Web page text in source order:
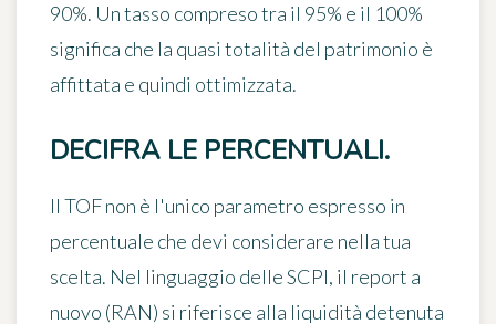
90%. Un tasso compreso tra il 95% e il 100%
significa che la quasi totalità del patrimonio è
affittata e quindi ottimizzata.
DECIFRA LE PERCENTUALI.
Il TOF non è l'unico parametro espresso in
percentuale che devi considerare nella tua
scelta. Nel linguaggio delle SCPI, il report a
nuovo (RAN) si riferisce alla liquidità detenuta